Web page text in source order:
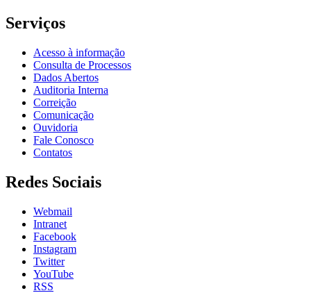
Serviços
Acesso à informação
Consulta de Processos
Dados Abertos
Auditoria Interna
Correição
Comunicação
Ouvidoria
Fale Conosco
Contatos
Redes Sociais
Webmail
Intranet
Facebook
Instagram
Twitter
YouTube
RSS